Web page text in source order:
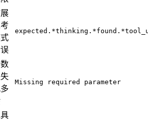
Missing required parameter